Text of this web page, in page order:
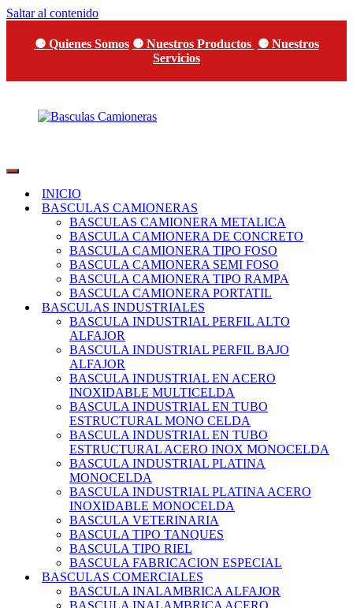
Saltar al contenido
⚈ Quienes Somos ⚈ Nuestros Productos ⚈ Nuestros
Servicios
Camioneras
Sistemas
Eléctricos
INICIO
BASCULAS CAMIONERAS
BASCULAS CAMIONERA METALICA
BASCULA CAMIONERA DE CONCRETO
BASCULA CAMIONERA TIPO FOSO
BASCULA CAMIONERA SEMI FOSO
BASCULA CAMIONERA TIPO RAMPA
BASCULA CAMIONERA PORTATIL
BASCULAS INDUSTRIALES
BASCULA INDUSTRIAL PERFIL ALTO
ALFAJOR
BASCULA INDUSTRIAL PERFIL BAJO
ALFAJOR
BASCULA INDUSTRIAL EN ACERO
INOXIDABLE MULTICELDA
BASCULA INDUSTRIAL EN TUBO
ESTRUCTURAL MONO CELDA
BASCULA INDUSTRIAL EN TUBO
ESTRUCTURAL ACERO INOX MONOCELDA
BASCULA INDUSTRIAL PLATINA
MONOCELDA
BASCULA INDUSTRIAL PLATINA ACERO
INOXIDABLE MONOCELDA
BASCULA VETERINARIA
BASCULA TIPO TANQUES
BASCULA TIPO RIEL
BASCULA FABRICACION ESPECIAL
BASCULAS COMERCIALES
BASCULA INALAMBRICA ALFAJOR
BASCULA INALAMBRICA ACERO